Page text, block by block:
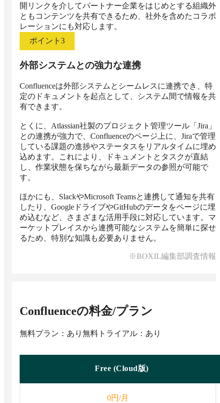
開リンクを介してパートナー企業をはじめとする組織外
ともコンテンツを共有できるため、社外を含めたコラボ
レーションにも対応します。
ポイント 3
外部システムとの強力な連携
Confluenceは外部システムとシームレスに連携でき、特
定のドキュメントを起点として、システム間で情報を共
有できます。
とくに、Atlassian社製のプロジェクト管理ツール「Jira」
との連携が強力で、Confluenceのページ上に、Jiraで管理
している課題の進捗やステータスをリアルタイムに埋め
込めます。これにより、ドキュメントとタスクが直結
し、作業状態を保ちながら最新データの参照が可能で
す。
ほかにも、SlackやMicrosoft Teamsと連携して通知を共有
したり、GoogleドライブやGitHubのデータをページに埋
め込むなど、さまざまな活用手段に対応しています。マ
ーケットプレイスから連携可能なシステムを簡単に探せ
るため、特別な知識も必要ありません。
※BOXIL編集部調査情報
Confluenceの料金/プラン
無料プラン：あり 無料トライアル：あり
Free (Cloud版)
0円/月